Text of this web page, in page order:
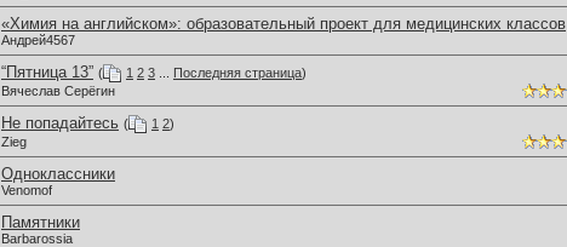
«Химия на английском»: образовательный проект для медицинских классов
Андрей4567
“Пятница 13” ( 1 2 3 Последняя страница)
Вячеслав Серёгин
Не попадайтесь ( 1 2)
Zieg
Одноклассники
Venomof
Памятники
Barbarossia